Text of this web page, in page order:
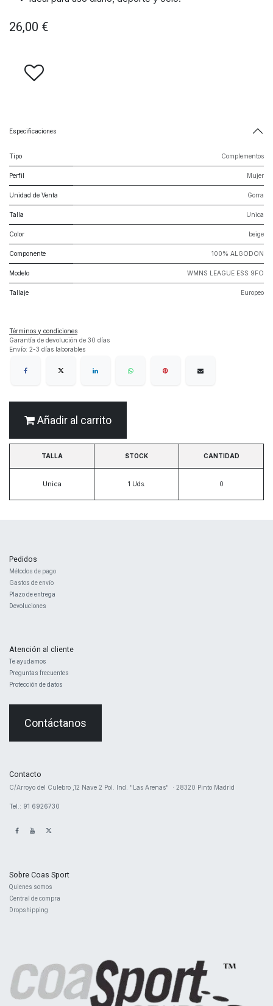
26,00 €
Especificaciones
Tipo Complementos
Perfil Mujer
Unidad de Venta Gorra
Talla Unica
Color beige
Componente 100% ALGODON
Modelo WMNS LEAGUE ESS 9FO
Tallaje Europeo
Términos y condiciones
Garantía de devolución de 30 días
Envío: 2-3 días laborables
Añadir al carrito
TALLA STOCK CANTIDAD
Unica 1 Uds.
Pedidos
Métodos de pago
Gastos de envío
Plazo de entrega
Devoluciones
Atención al cliente
Te ayudamos
Preguntas frecuentes
Protección de datos
Contáctanos
Contacto
​C/Arroyo del Culebro ,12 Nave 2 ​Pol. Ind. "Las Arenas" · 28320 Pinto Madrid
Tel.: 91 6926730
Sobre Coas Sport
Quienes ​somos
Central de compra
Dropshipping